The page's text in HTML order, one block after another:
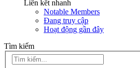
Liên kết nhanh
Notable Members
Đang truy cập
Hoạt động gần đây
Tìm kiếm